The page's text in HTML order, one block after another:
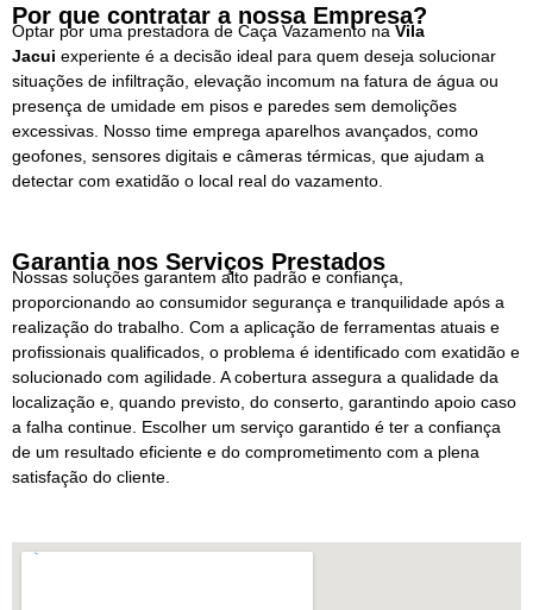
Por que contratar a nossa Empresa?
Optar por uma prestadora de Caça Vazamento na Vila
Jacui experiente é a decisão ideal para quem deseja solucionar
situações de infiltração, elevação incomum na fatura de água ou
presença de umidade em pisos e paredes sem demolições
excessivas. Nosso time emprega aparelhos avançados, como
geofones, sensores digitais e câmeras térmicas, que ajudam a
detectar com exatidão o local real do vazamento.
Garantia nos Serviços Prestados
Nossas soluções garantem alto padrão e confiança,
proporcionando ao consumidor segurança e tranquilidade após a
realização do trabalho. Com a aplicação de ferramentas atuais e
profissionais qualificados, o problema é identificado com exatidão e
solucionado com agilidade. A cobertura assegura a qualidade da
localização e, quando previsto, do conserto, garantindo apoio caso
a falha continue. Escolher um serviço garantido é ter a confiança
de um resultado eficiente e do comprometimento com a plena
satisfação do cliente.